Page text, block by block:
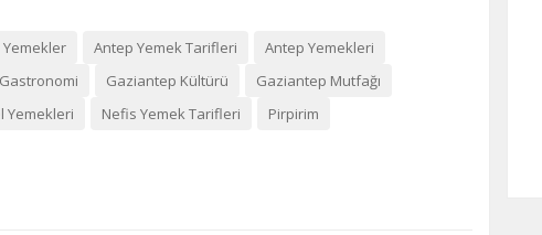
Antep Yemek Tarifleri
Antep Yemekleri
Gaziantep Kültürü
Gaziantep Mutfağı
Yemekleri Nefis Yemek Tarifleri Pirpirim